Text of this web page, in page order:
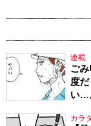
連載
ご
度
い…
カラ